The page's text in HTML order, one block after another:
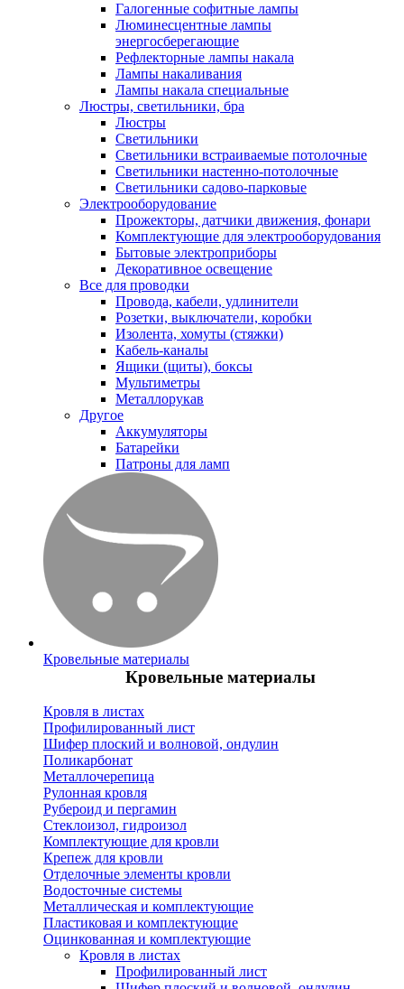
Галогенные софитные лампы
Люминесцентные лампы
энергосберегающие
Рефлекторные лампы накала
Лампы накаливания
Лампы накала специальные
Люстры, светильники, бра
Люстры
Светильники
Светильники встраиваемые потолочные
Светильники настенно-потолочные
Светильники садово-парковые
Электрооборудование
Прожекторы, датчики движения, фонари
Комплектующие для электрооборудования
Бытовые электроприборы
Декоративное освещение
Все для проводки
Провода, кабели, удлинители
Розетки, выключатели, коробки
Изолента, хомуты (стяжки)
Кабель-каналы
Ящики (щиты), боксы
Мультиметры
Металлорукав
Другое
Аккумуляторы
Батарейки
Патроны для ламп
Кровельные материалы
Кровельные материалы
Кровля в листах
Профилированный лист
Шифер плоский и волновой, ондулин
Поликарбонат
Металлочерепица
Рулонная кровля
Рубероид и пергамин
Стеклоизол, гидроизол
Комплектующие для кровли
Крепеж для кровли
Отделочные элементы кровли
Водосточные системы
Металлическая и комплектующие
Пластиковая и комплектующие
Оцинкованная и комплектующие
Кровля в листах
Профилированный лист